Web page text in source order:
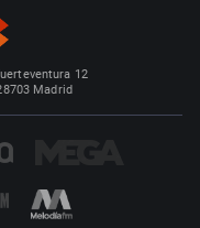
12
Madrid